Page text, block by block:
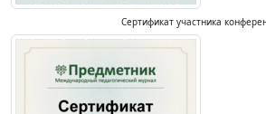
Сертификат участника